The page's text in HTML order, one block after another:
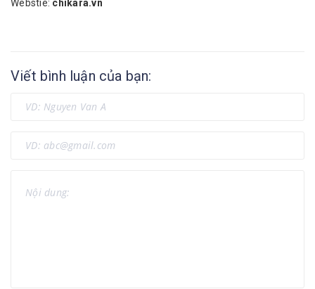
Webstie: chikara.vn
Viết bình luận của bạn: